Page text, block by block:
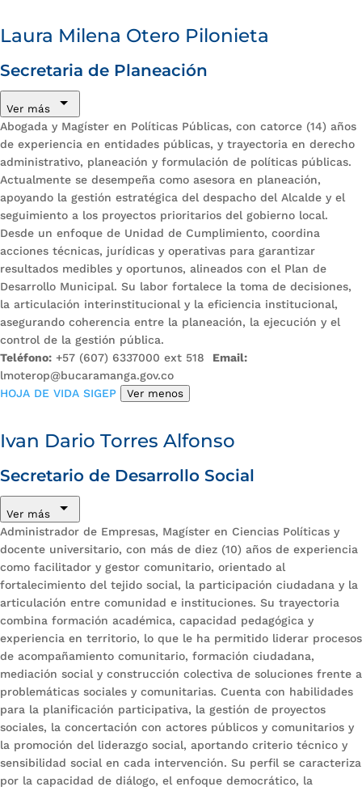
Laura Milena Otero Pilonieta
Secretaria de Planeación
Ver más
Abogada y Magíster en Políticas Públicas, con catorce (14) años
de experiencia en entidades públicas, y trayectoria en derecho
administrativo, planeación y formulación de políticas públicas.
Actualmente se desempeña como asesora en planeación,
apoyando la gestión estratégica del despacho del Alcalde y el
seguimiento a los proyectos prioritarios del gobierno local.
Desde un enfoque de Unidad de Cumplimiento, coordina
acciones técnicas, jurídicas y operativas para garantizar
resultados medibles y oportunos, alineados con el Plan de
Desarrollo Municipal. Su labor fortalece la toma de decisiones,
la articulación interinstitucional y la eficiencia institucional,
asegurando coherencia entre la planeación, la ejecución y el
control de la gestión pública.
Teléfono: +57 (607) 6337000 ext 518 Email:
lmoterop@bucaramanga.gov.co
HOJA DE VIDA SIGEP
Ver menos
Ivan Dario Torres Alfonso
Secretario de Desarrollo Social
Ver más
Administrador de Empresas, Magíster en Ciencias Políticas y
docente universitario, con más de diez (10) años de experiencia
como facilitador y gestor comunitario, orientado al
fortalecimiento del tejido social, la participación ciudadana y la
articulación entre comunidad e instituciones. Su trayectoria
combina formación académica, capacidad pedagógica y
experiencia en territorio, lo que le ha permitido liderar procesos
de acompañamiento comunitario, formación ciudadana,
mediación social y construcción colectiva de soluciones frente a
problemáticas sociales y comunitarias. Cuenta con habilidades
para la planificación participativa, la gestión de proyectos
sociales, la concertación con actores públicos y comunitarios y
la promoción del liderazgo social, aportando criterio técnico y
sensibilidad social en cada intervención. Su perfil se caracteriza
por la capacidad de diálogo, el enfoque democrático, la